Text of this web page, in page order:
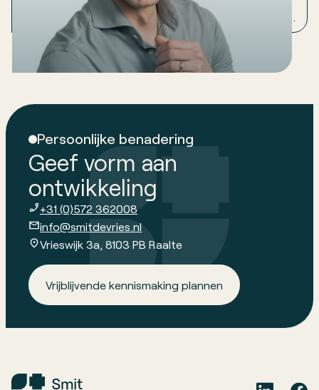
fouten, dubbel werk en onnodige kosten. In dit artikel
ontdek je hoe procesoptimalisatie zorgt voor meer
overzicht, betere samenwerking en structureel
betere resultaten.
Persoonlijke benadering
Geef vorm aan
ontwikkeling
+31 (0)572 362008
info@smitdevries.nl
Vrieswijk 3a, 8103 PB Raalte
Vrijblijvende kennismaking plannen